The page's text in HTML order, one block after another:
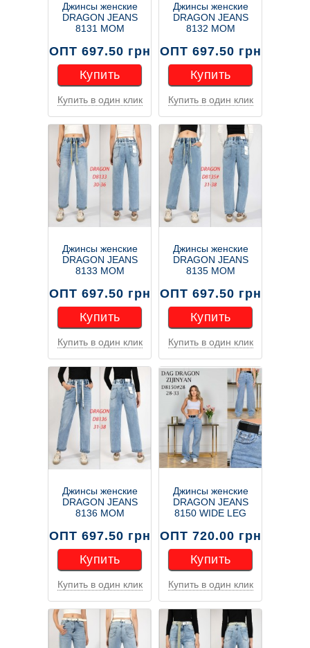
Джинсы женские
DRAGON JEANS
8131 MOM
ОПТ 697.50 грн
Купить
Купить
Купить в один клик
Джинсы женские
DRAGON JEANS
8132 МОМ
ОПТ 697.50 грн
Купить
Купить
Купить в один клик
Джинсы женские
DRAGON JEANS
8133 МОМ
ОПТ 697.50 грн
Купить
Купить
Купить в один клик
Джинсы женские
DRAGON JEANS
8135 МОМ
ОПТ 697.50 грн
Купить
Купить
Купить в один клик
Джинсы женские
DRAGON JEANS
8136 МОМ
ОПТ 697.50 грн
Купить
Купить
Купить в один клик
Джинсы женские
DRAGON JEANS
8150 WIDE LEG
ОПТ 720.00 грн
Купить
Купить
Купить в один клик